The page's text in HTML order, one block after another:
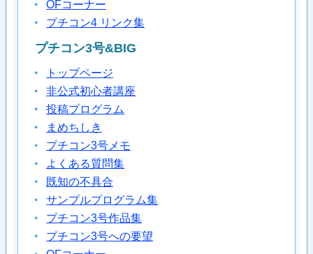
OFコーナー
プチコン4 リンク集
プチコン3号&BIG
トップページ
非公式初心者講座
投稿プログラム
まめちしき
プチコン3号メモ
よくある質問集
既知の不具合
サンプルプログラム集
プチコン3号作品集
プチコン3号への要望